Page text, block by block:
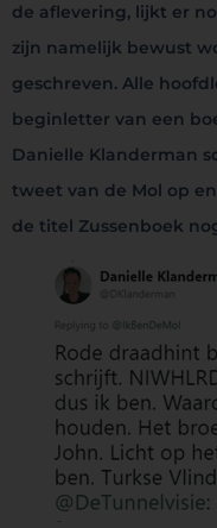
de aflevering, lijkt er
zijn namelijk bewust
geschreven. Alle
beginletter van een
Danielle Klanderman
tweet van de Mol op
de titel Zussenboek